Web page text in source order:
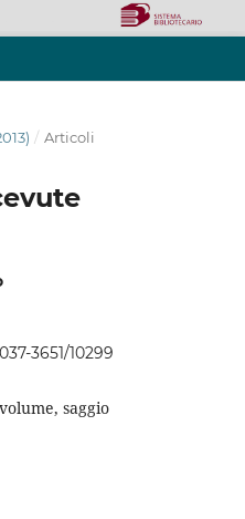
/ Articoli
3651/10299
saggio